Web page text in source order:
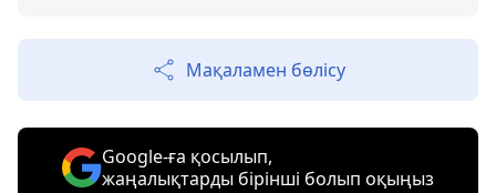
Мақаламен бөлісу
Google-ға қосылып,
жаңалықтарды бірінші болып оқыңыз